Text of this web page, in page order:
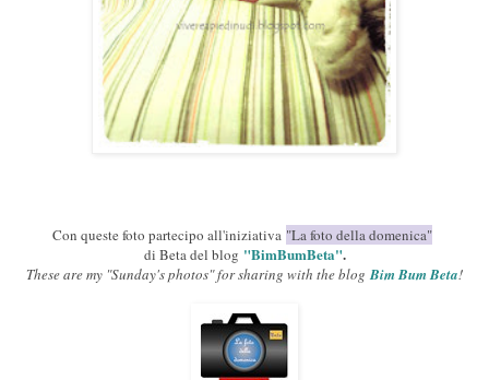
Con queste foto partecipo all'iniziativa "La foto della domenica"
di Beta del blog "BimBumBeta".
These are my "Sunday's photos" for sharing with the blogBim Bum Beta!